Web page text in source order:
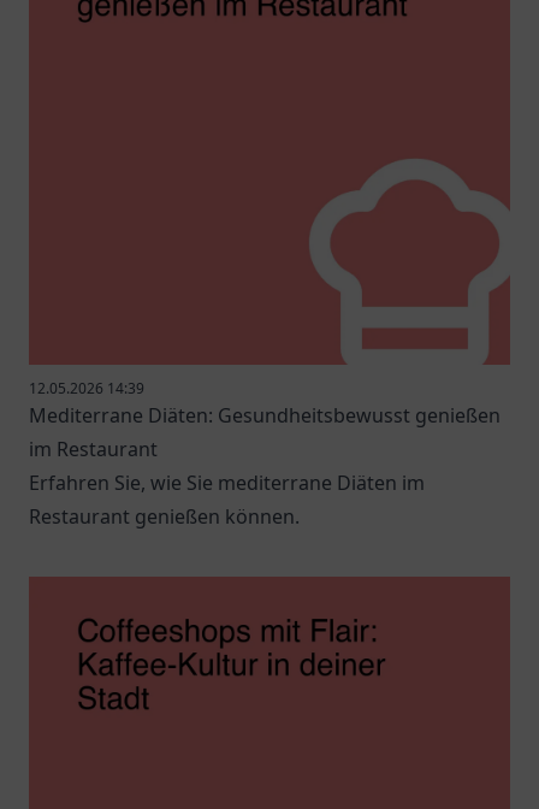
12.05.2026 14:39
Mediterrane Diäten: Gesundheitsbewusst genießen
im Restaurant
Erfahren Sie, wie Sie mediterrane Diäten im
Restaurant genießen können.